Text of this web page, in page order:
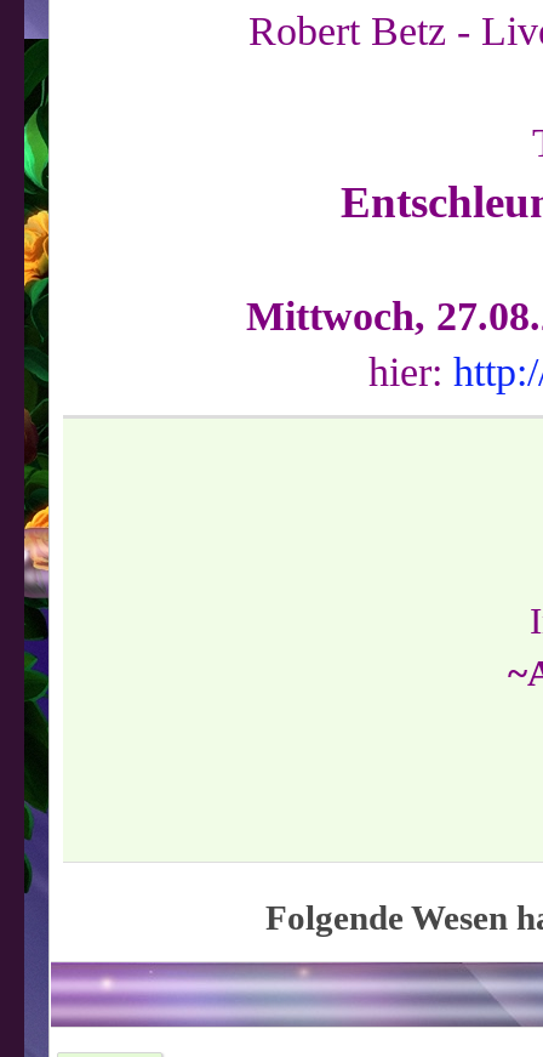
Robert Betz -
Mittwoch,
hier:
Folgende Wesen